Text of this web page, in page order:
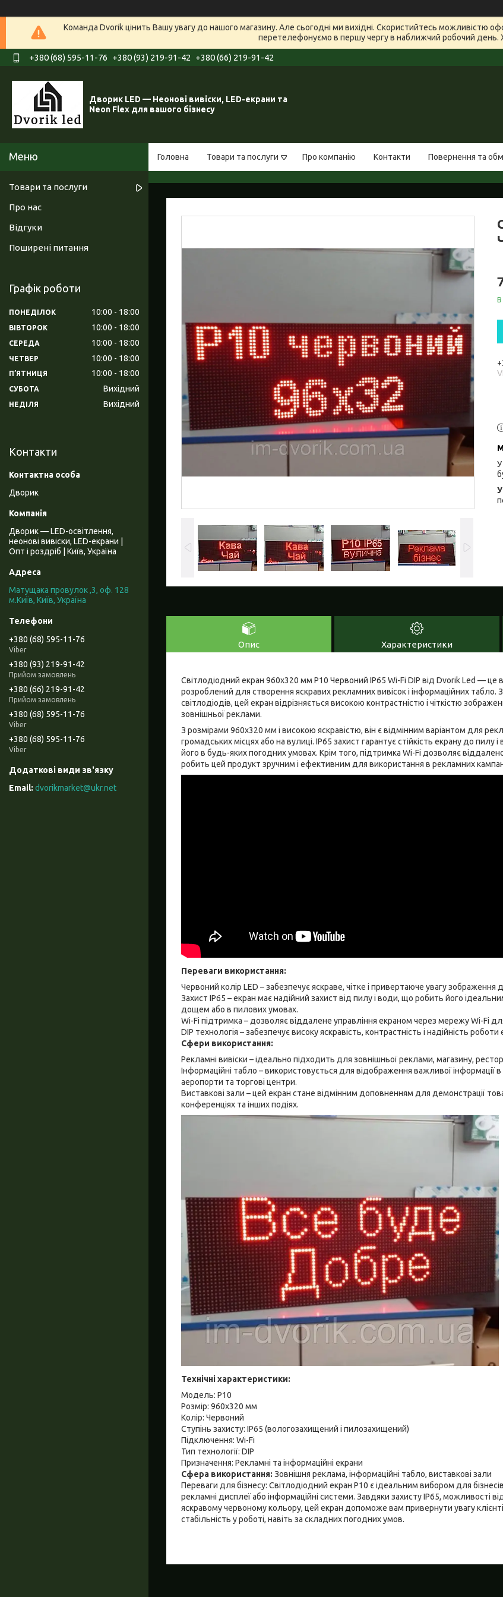
Команда Dvorik цінить Вашу увагу до нашого магазину. Але сьогодні ми вихідні. Скористийтесь
перетелефонуємо в першу чергу в наближчий робочий день.
+380 (68) 595-11-76 +380 (93) 219-91-42 +380 (66) 219-91-42
Дворик LED — Неонові вивіски, LED-екрани та
Neon Flex для вашого бізнесу
Головна Товари та послуги Про компанію Контакти Повернення та
В
У
Опис Характеристики
Світлодіодний екран 960x320 мм Р10 Червоний IP65 Wi-Fi DIP від Dvorik Led — це
розроблений для створення яскравих рекламних вивісок і інформаційних
світлодіодів, цей екран відрізняється високою контрастністю і чіткістю
зовнішньої реклами.
З розмірами 960x320 мм і високою яскравістю, він є відмінним варіантом для
громадських місцях або на вулиці. IP65 захист гарантує стійкість екрану до
його в будь-яких погодних умовах. Крім того, підтримка Wi-Fi дозволяє
робить цей продукт зручним і ефективним для використання в рекламних
Переваги використання:
Червоний колір LED – забезпечує яскраве, чітке і привертаюче увагу зображення
Захист IP65 – екран має надійний захист від пилу і води, що робить його
дощем або в пилових умовах.
Wi-Fi підтримка – дозволяє віддалене управління екраном через мережу Wi-Fi
DIP технологія – забезпечує високу яскравість, контрастність і надійність
Сфери використання:
Рекламні вивіски – ідеально підходить для зовнішньої реклами, магазину,
Інформаційні табло – використовується для відображення важливої інформації
аеропорти та торгові центри.
Виставкові зали – цей екран стане відмінним доповненням для демонстрації
конференціях та інших подіях.
Технічні характеристики:
Модель: Р10
Розмір: 960x320 мм
Колір: Червоний
Ступінь захисту: IP65 (вологозахищений і пилозахищений)
Підключення: Wi-Fi
Тип технології: DIP
Призначення: Рекламні та інформаційні екрани
Сфера використання: Зовнішня реклама, інформаційні табло, виставкові зали
Переваги для бізнесу: Світлодіодний екран Р10 є ідеальним вибором для
рекламні дисплеї або інформаційні системи. Завдяки захисту IP65, можливості
яскравому червоному кольору, цей екран допоможе вам привернути увагу
стабільність у роботі, навіть за складних погодних умов.
Товари та послуги
Про нас
Відгуки
Поширені питання
Графік роботи
ПОНЕДІЛОК 10:00 18:00
ВІВТОРОК 10:00 18:00
СЕРЕДА 10:00 18:00
ЧЕТВЕР 10:00 18:00
ПʼЯТНИЦЯ 10:00 18:00
СУБОТА Вихідний
НЕДІЛЯ Вихідний
Контакти
Дворик
Дворик — LED-освітлення,
неонові вивіски, LED-екрани |
Опт і роздріб | Київ, Україна
Матущака провулок ,3, оф. 128
м.Київ, Київ, Україна
+380 (68) 595-11-76
Viber
+380 (93) 219-91-42
Прийом замовлень
+380 (66) 219-91-42
Прийом замовлень
+380 (68) 595-11-76
Viber
+380 (68) 595-11-76
Viber
dvorikmarket@ukr.net